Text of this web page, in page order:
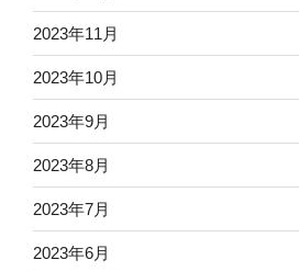
2023年11月
2023年10月
2023年9月
2023年8月
2023年7月
2023年6月